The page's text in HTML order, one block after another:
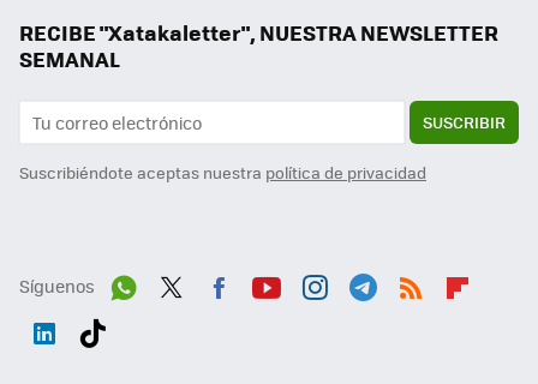
RECIBE "Xatakaletter", NUESTRA NEWSLETTER
SEMANAL
SUSCRIBIR
Suscribiéndote aceptas nuestra política de privacidad
Síguenos